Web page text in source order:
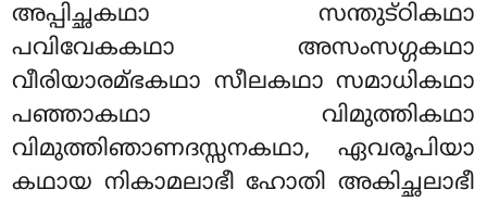
അപ്പിച്ഛകഥാ സന്തുട്ഠികഥാ
പവിവേകകഥാ അസംസഗ്ഗകഥാ
വീരിയാരമ്ഭകഥാ സീലകഥാ സമാധികഥാ
പഞ്ഞാകഥാ വിമുത്തികഥാ
വിമുത്തിഞാണദസ്സനകഥാ, ഏവരൂപിയാ
കഥായ നികാമലാഭീ ഹോതി അകിച്ഛലാഭീ